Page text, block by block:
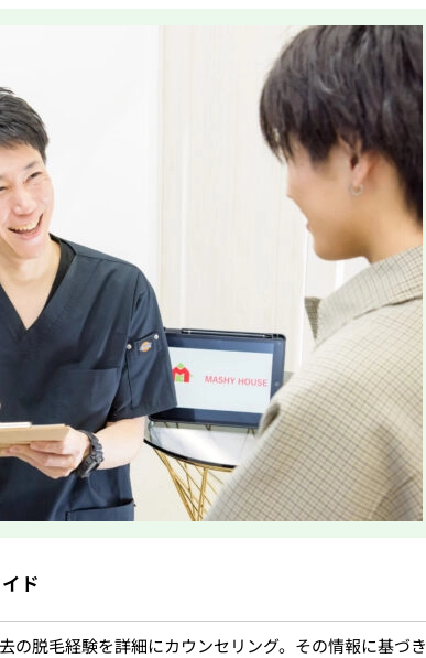
ド
の脱毛経験を詳細にカウンセリング。その情報に基づき